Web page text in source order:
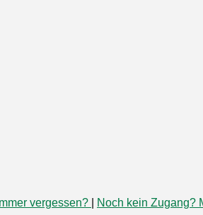
vergessen? Noch kein Zugang?